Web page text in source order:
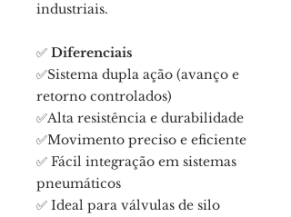
industriais.
✅ Diferenciais
✅Sistema dupla ação (avanço e
retorno controlados)
✅Alta resistência e durabilidade
✅Movimento preciso e eficiente
✅ Fácil integração em sistemas
pneumáticos
✅ Ideal para válvulas de silo